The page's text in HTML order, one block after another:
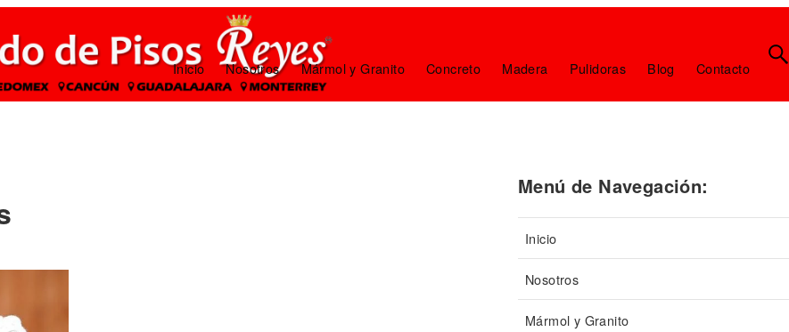
Inicio Nosotros Mármol y Granito Concreto Madera Pulidoras Blog Contacto
Menú de Navegación:
Inicio
Nosotros
Mármol y Granito